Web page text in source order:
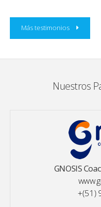
Más testimonios
Nuestros
GNOSIS
+(51)